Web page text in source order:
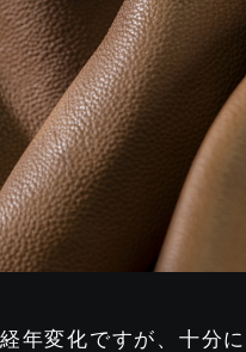
経年変化ですが、十分